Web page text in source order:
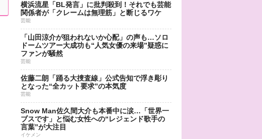
横浜流星「BL発言」に批判殺到！それでも芸能
関係者が「クレームは無理筋」と断じるワケ
芸能
「山田涼介が狙われないか心配」の声も…ソロ
ドームツアー大成功も“人気女優の来場”疑惑に
ファンが騒然
芸能
佐藤二朗「踊る大捜査線」公式告知で浮き彫り
となった“全カット要求”の本気度
芸能
Snow Man佐久間大介も本番中に涙…「世界一
ブスです」と悩む女性への“レジェンド歌手の
言葉”が大注目
イケメン